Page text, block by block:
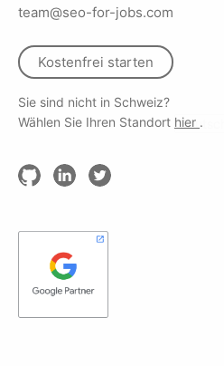
team@seo-for-jobs.com
Kostenfrei starten
Sie sind nicht in Schweiz?
Wählen Sie Ihren Standort hier .